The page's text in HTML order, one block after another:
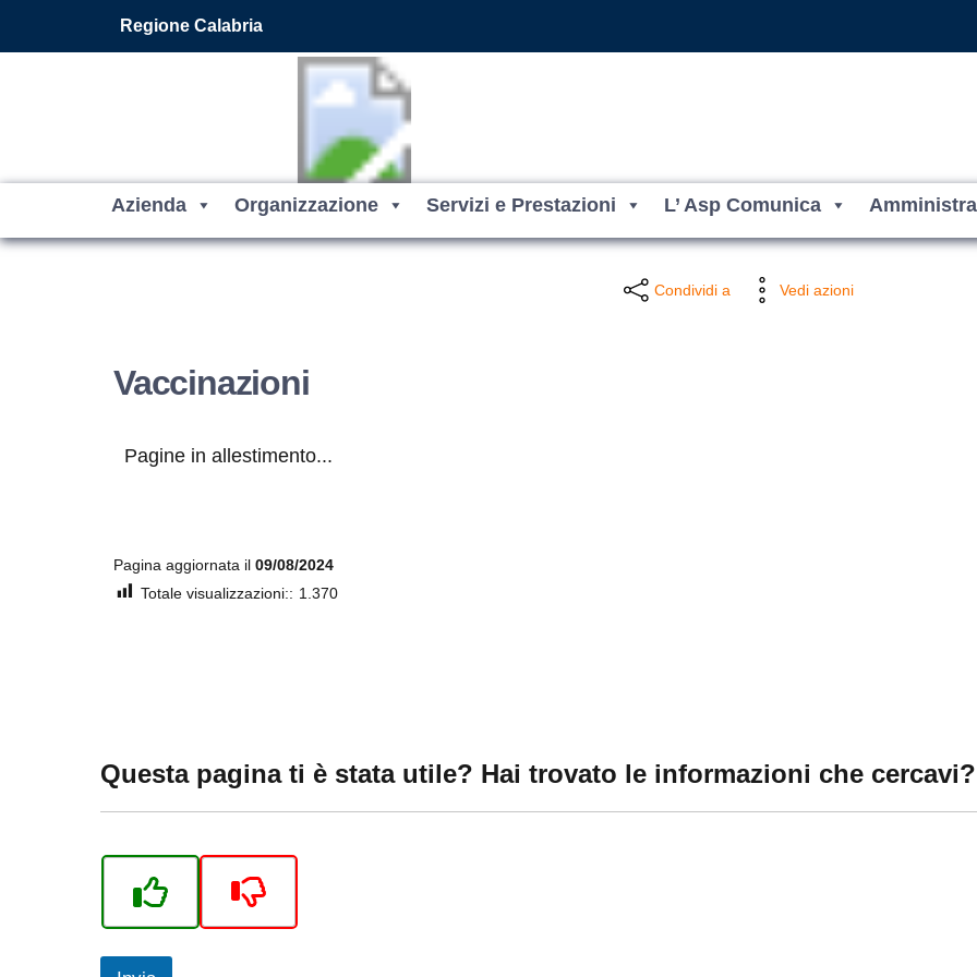
Vai ai contenuti
Regione Calabria
Azienda Organizzazione Servizi e Prestazioni L’ Asp Comunica
Condividi a Vedi azioni
Vaccinazioni
Pagine in allestimento...
Pagina aggiornata il 09/08/2024
Totale visualizzazioni:: 1.370
Questa pagina ti è stata utile? Hai trovato le informazioni che cercavi?